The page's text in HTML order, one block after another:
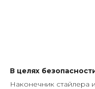
В целях
Наконечник стайлера